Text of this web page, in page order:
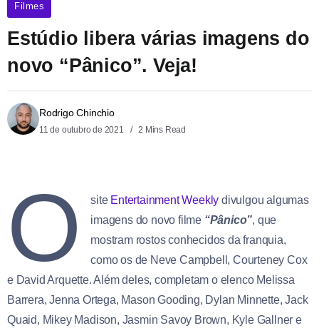
Filmes
Estúdio libera várias imagens do
novo “Pânico”. Veja!
Rodrigo Chinchio
11 de outubro de 2021 2 Mins Read
O site Entertainment Weekly divulgou algumas
imagens do novo filme “Pânico”, que
mostram rostos conhecidos da franquia,
como os de Neve Campbell, Courteney Cox
e David Arquette. Além deles, completam o elenco Melissa
Barrera, Jenna Ortega, Mason Gooding, Dylan Minnette, Jack
Quaid, Mikey Madison, Jasmin Savoy Brown, Kyle Gallner e